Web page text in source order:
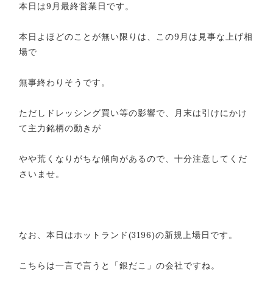
本日は9月最終営業日です。
本日よほどのことが無い限りは、この9月は見事な上げ相
場で
無事終わりそうです。
ただしドレッシング買い等の影響で、月末は引けにかけ
て主力銘柄の動きが
やや荒くなりがちな傾向があるので、十分注意してくだ
さいませ。
なお、本日はホットランド(3196)の新規上場日です。
こちらは一言で言うと「銀だこ」の会社ですね。